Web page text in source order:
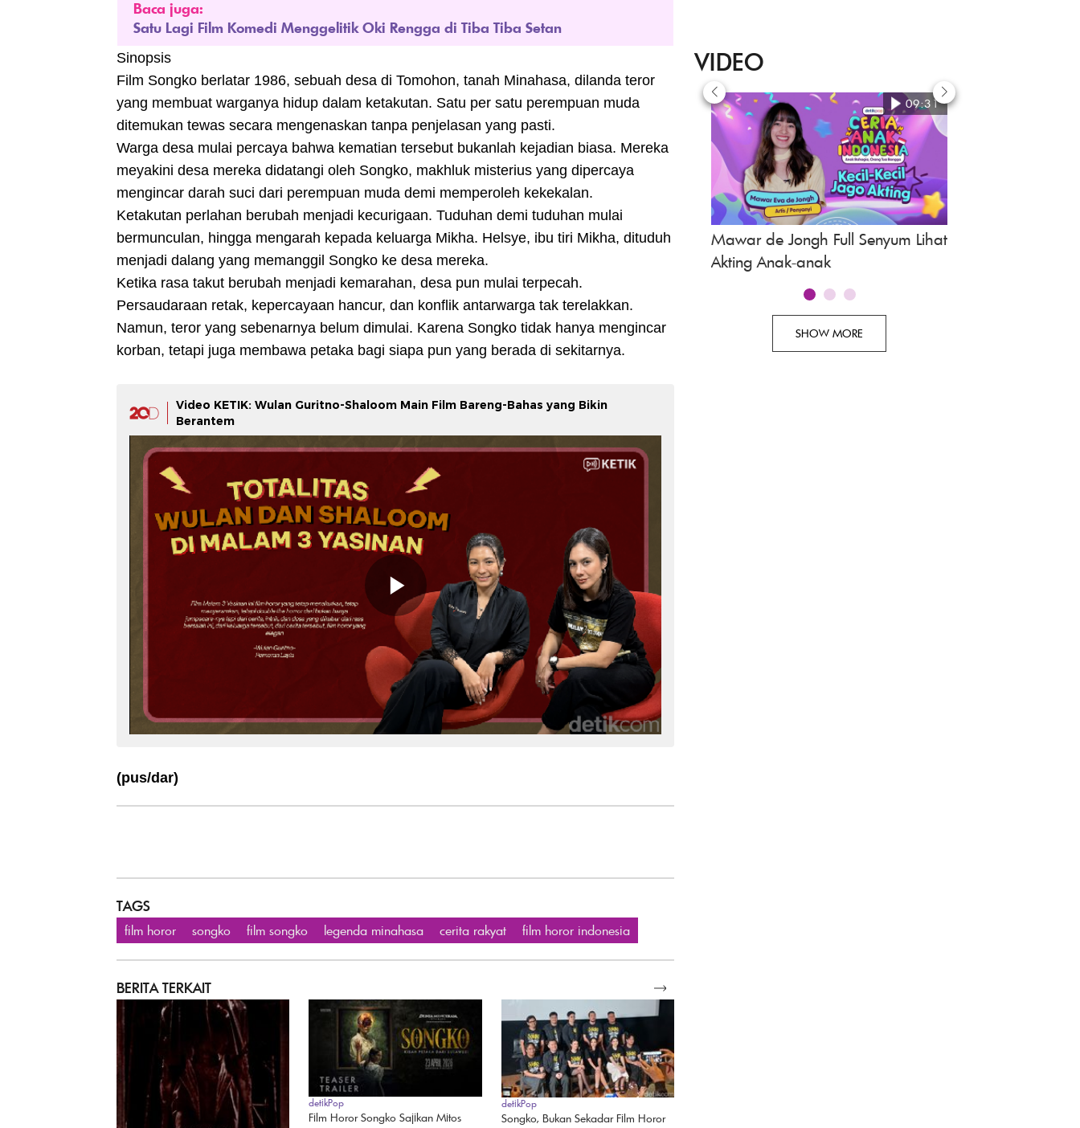
Baca juga:
Satu Lagi Film Komedi Menggelitik Oki Rengga di Tiba Tiba Setan
Sinopsis
Film Songko berlatar 1986, sebuah desa di Tomohon, tanah Minahasa, dilanda teror
yang membuat warganya hidup dalam ketakutan. Satu per satu perempuan muda
ditemukan tewas secara mengenaskan tanpa penjelasan yang pasti.
Warga desa mulai percaya bahwa kematian tersebut bukanlah kejadian biasa. Mereka
meyakini desa mereka didatangi oleh Songko, makhluk misterius yang dipercaya
mengincar darah suci dari perempuan muda demi memperoleh kekekalan.
Ketakutan perlahan berubah menjadi kecurigaan. Tuduhan demi tuduhan mulai
bermunculan, hingga mengarah kepada keluarga Mikha. Helsye, ibu tiri Mikha, dituduh
menjadi dalang yang memanggil Songko ke desa mereka.
Ketika rasa takut berubah menjadi kemarahan, desa pun mulai terpecah.
Persaudaraan retak, kepercayaan hancur, dan konflik antarwarga tak terelakkan.
Namun, teror yang sebenarnya belum dimulai. Karena Songko tidak hanya mengincar
korban, tetapi juga membawa petaka bagi siapa pun yang berada di sekitarnya.
Video KETIK: Wulan Guritno-Shaloom Main Film Bareng-Bahas yang Bikin
Berantem
(pus/dar)
TAGS
film horor songko film songko legenda minahasa cerita rakyat film horor indonesia
BERITA TERKAIT
detikPop
Film Horor Songko Sajikan Mitos
detikPop
Songko, Bukan Sekadar Film Horor
VIDEO
09:31
Mawar de Jongh Full Senyum Lihat
Akting Anak-anak
SHOW MORE